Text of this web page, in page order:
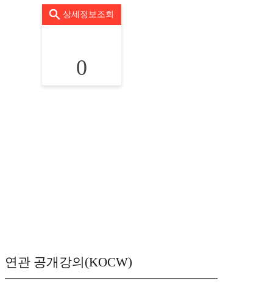
상세정보조회
0
연관 공개강의(KOCW)